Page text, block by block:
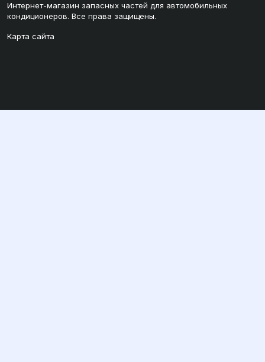
Интернет-магазин запасных частей для автомобильных
кондиционеров. Все права защищены.
Карта сайта